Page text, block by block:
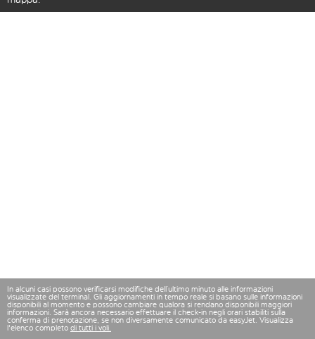
In alcuni casi possono verificarsi modifiche dell’ultimo minuto alle informazioni
visualizzate del terminal. Gli aggiornamenti in tempo reale si basano sulle informazioni
disponibili al momento e possono cambiare qualora si rendano disponibili maggiori
informazioni. Sarà ancora necessario effettuare il check-in negli orari stabiliti sulla
conferma di prenotazione, se non diversamente comunicato da easyJet. Visualizza
l'elenco completo di tutti i voli.